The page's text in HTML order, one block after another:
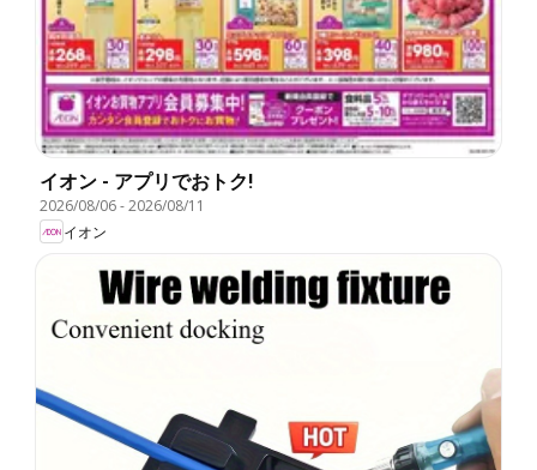
イオン - アプリでおトク!
2026/08/06-2026/08/11
イオン